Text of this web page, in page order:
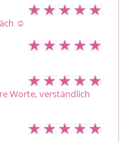
☺️
Worte, verständlich